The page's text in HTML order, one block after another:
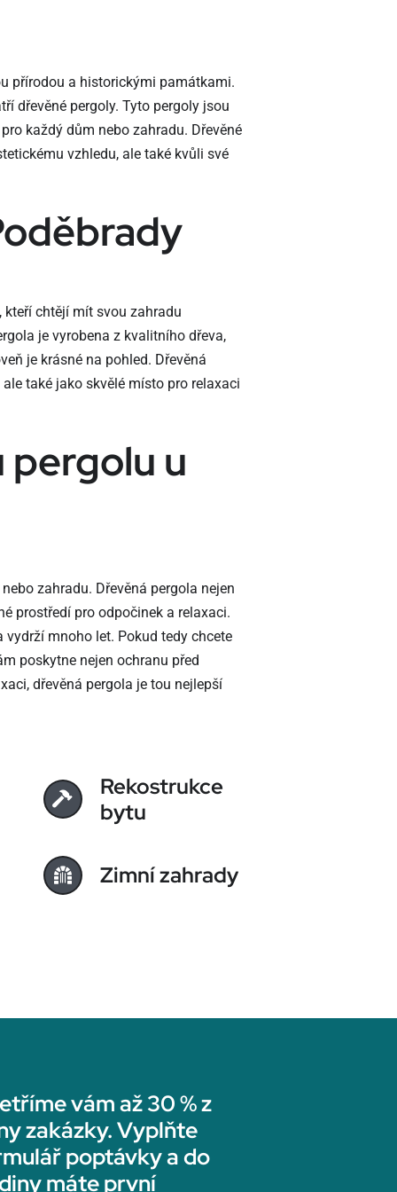
přírodou a historickými památkami.
dřevěné pergoly. Tyto pergoly jsou
každý dům nebo zahradu. Dřevěné
vzhledu, ale také kvůli své
kteří chtějí mít svou zahradu
je vyrobena z kvalitního dřeva,
je krásné na pohled. Dřevěná
také jako skvělé místo pro relaxaci
u
zahradu. Dřevěná pergola nejen
prostředí pro odpočinek a relaxaci.
mnoho let. Pokud tedy chcete
poskytne nejen ochranu před
dřevěná pergola je tou nejlepší
Rekostrukce
bytu
Zimní zahrady
vám až 30 % z
zakázky. Vyplňte
poptávky a do
máte první